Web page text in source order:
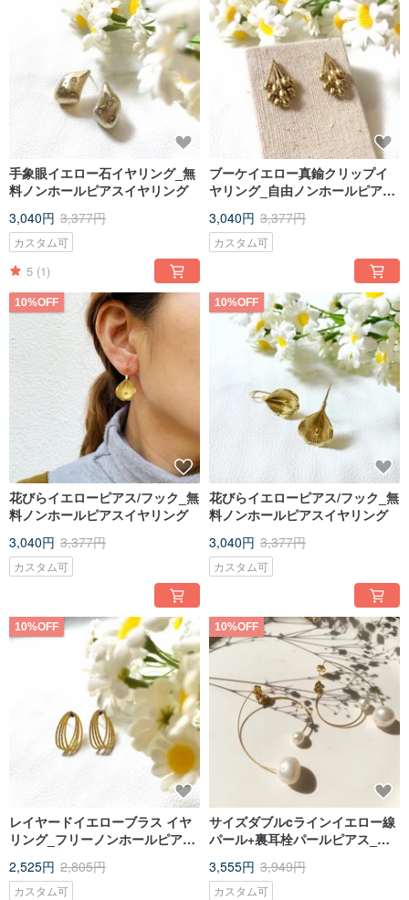
手象眼イエロー石イヤリング_無
料ノンホールピアスイヤリング
3,040円 3,377円
カスタム可
5 (1)
ブーケイエロー真鍮クリップイ
ヤリング_自由ノンホールピアス
3,040円 3,377円
カスタム可
10%OFF
花びらイエローピアス/フック_無
料ノンホールピアスイヤリング
3,040円 3,377円
カスタム可
10%OFF
花びらイエローピアス/フック_無
料ノンホールピアスイヤリング
3,040円 3,377円
カスタム可
10%OFF
レイヤードイエローブラス イヤ
リング_フリーノンホールピアス
2,525円 2,805円
カスタム可
10%OFF
サイズダブルcラインイエロー線
パール+裏耳栓パールピアス_ノ
能
3,555円 3,949円
カスタム可